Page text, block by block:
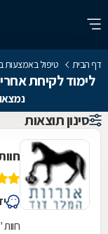
דף הבית טיפול באמצעות
לימוד לקיחת
נמצאו 12 טיפול באמצעות בעלי חיים
סינון תוצאות